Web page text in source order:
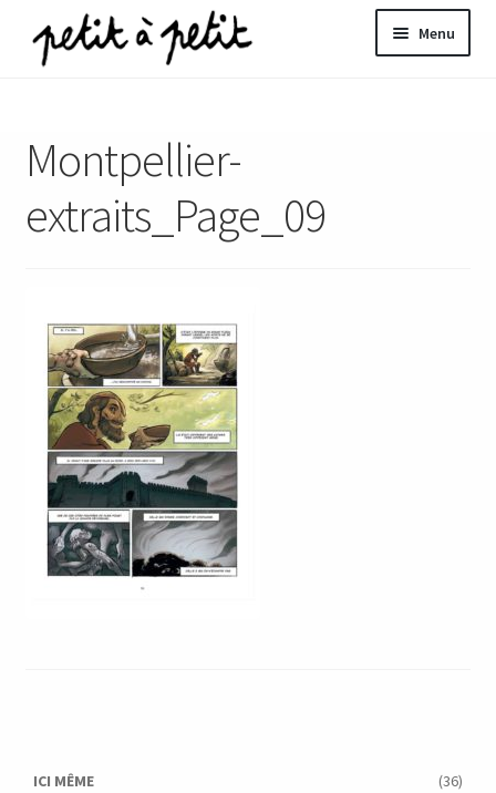
Aller
à
Aller
au
Menu
Montpellier-
extraits_Page_09
ICI MÊME
(36)